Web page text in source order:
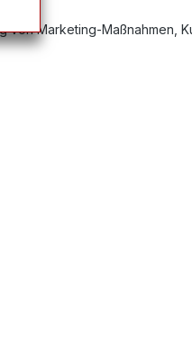
von Marketing-Maßnahmen,